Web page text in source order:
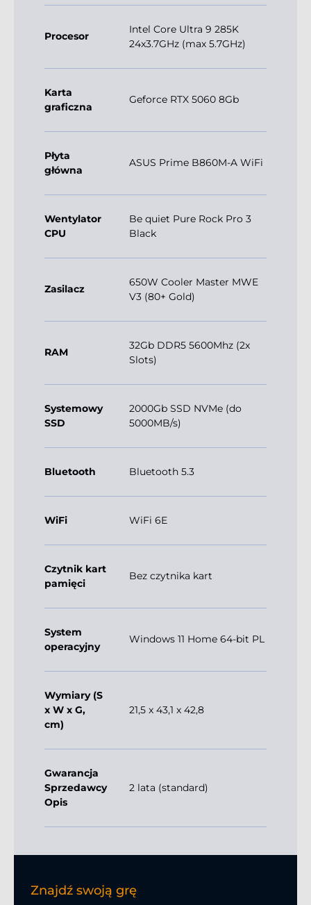
Procesor
Intel Core Ultra 9 285K
24x3.7GHz (max 5.7GHz)
Karta
graficzna
Geforce RTX 5060 8Gb
Płyta
główna
ASUS Prime B860M-A WiFi
Wentylator
CPU
Be quiet Pure Rock Pro 3
Black
Zasilacz
650W Cooler Master MWE
V3 (80+ Gold)
RAM
32Gb DDR5 5600Mhz (2x
Slots)
Systemowy
SSD
2000Gb SSD NVMe (do
5000MB/s)
Bluetooth Bluetooth 5.3
WiFi WiFi 6E
Czytnik kart
pamięci
Bez czytnika kart
System
operacyjny
Windows 11 Home 64-bit PL
Wymiary (S
x W x G,
cm)
21,5 x 43,1 x 42,8
Gwarancja
Sprzedawcy
Opis
2 lata (standard)
Znajdź swoją grę